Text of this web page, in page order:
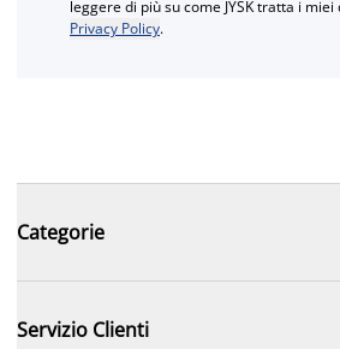
leggere di più su come JYSK tratta i
Privacy Policy.
Categorie
Servizio Clienti